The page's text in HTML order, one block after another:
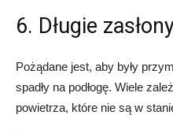
6. Długie
Pożądane jest, aby były
spadły na podłogę. Wiele
powietrza, które nie są w